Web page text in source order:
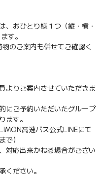
、おひとり様１つ（縦・横・
す。
のご案内も併せてご確認く
よりご案内させていただきま
にご予約いただいたグループ
ます。
高速バス公式LINEにて
で）
対応出来かねる場合がござい
ください。